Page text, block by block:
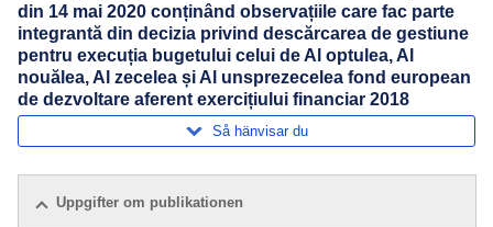
din 14 mai 2020 conținând observațiile care fac parte
integrantă din decizia privind descărcarea de gestiune
pentru execuția bugetului celui de Al optulea, Al
nouălea, Al zecelea și Al unsprezecelea fond european
de dezvoltare aferent exercițiului financiar 2018
Så hänvisar du
Uppgifter om publikationen